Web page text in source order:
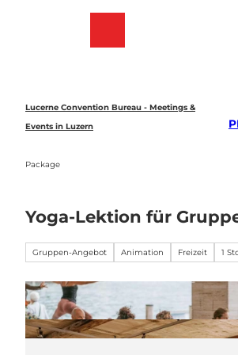
Lucerne Convention Bureau - Meetings &
Events in Luzern
Package
Yoga-Lektion für
Gruppen-Angebot Animation Freizeit 1